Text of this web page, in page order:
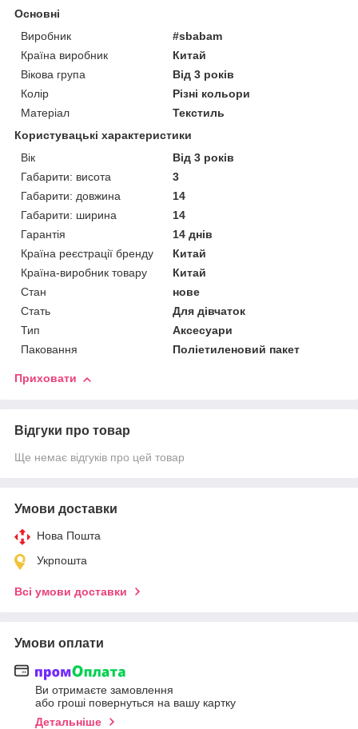
Основні
Виробник
#sbabam
Країна виробник
Китай
Вікова група
Від 3 років
Колір
Різні кольори
Матеріал
Текстиль
Користувацькі характеристики
Вік
Від 3 років
Габарити: висота
3
Габарити: довжина
14
Габарити: ширина
14
Гарантія
14 днів
Країна реєстрації бренду
Китай
Країна-виробник товару
Китай
Стан
нове
Стать
Для дівчаток
Тип
Аксесуари
Паковання
Поліетиленовий пакет
Приховати
Відгуки про товар
Ще немає відгуків про цей товар
Умови доставки
Нова Пошта
Укрпошта
Всі умови доставки
Умови оплати
Ви отримаєте замовлення
або гроші повернуться на вашу картку
Детальніше